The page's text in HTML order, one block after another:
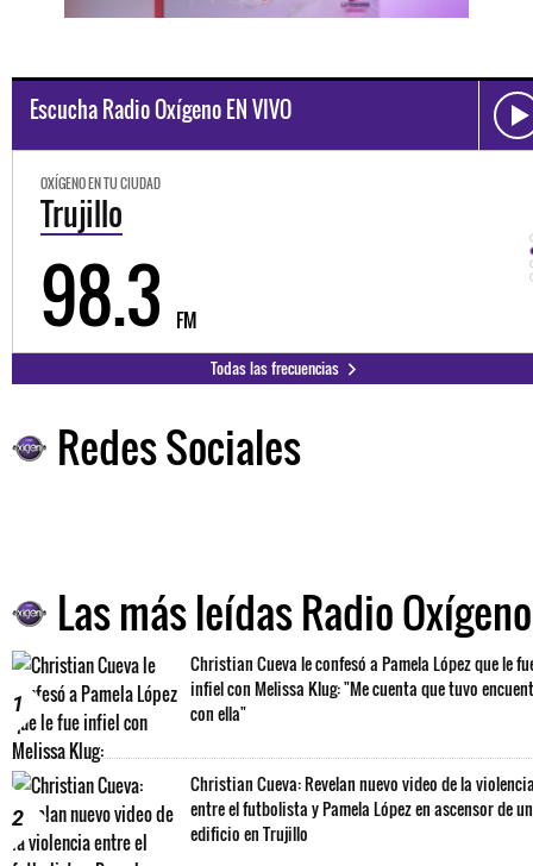
Escucha Radio Oxígeno EN VIVO
OXÍGENO EN TU CIUDAD
Trujillo
98.3 FM
Todas las frecuencias
Redes Sociales
Las más leídas Radio Oxígeno
1
Christian Cueva le confesó a Pamela López que le
infiel con Melissa Klug: "Me cuenta que tuvo
con ella"
2
Christian Cueva: Revelan nuevo video de la
entre el futbolista y Pamela López en ascensor de un
edificio en Trujillo